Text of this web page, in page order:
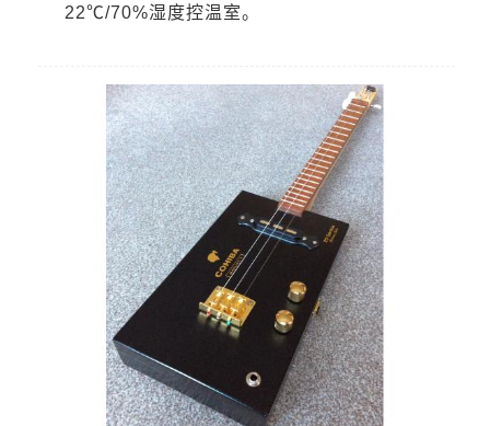
22℃/70%湿度控温室。